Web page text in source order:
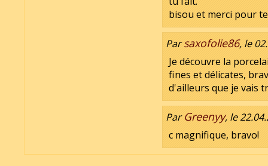
bisou et merci pour
Parsaxofolie86, le
Je découvre la
fines et délicates,
d'ailleurs que je vais
ParGreenyy, le
c magnifique, bravo!